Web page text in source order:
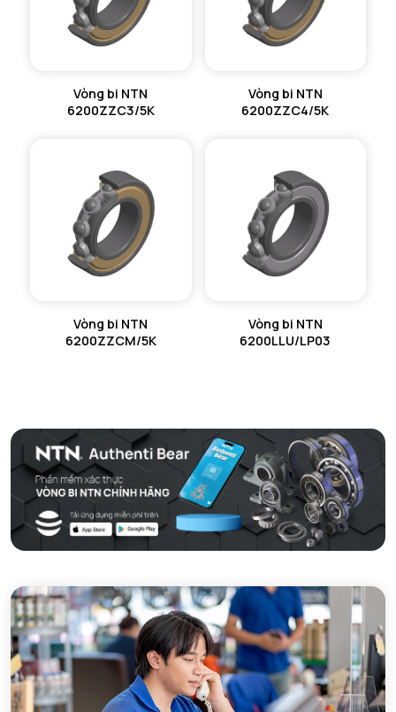
Vòng bi NTN
6200ZZC3/5K
Vòng bi NTN
6200ZZC4/5K
Vòng bi NTN
6200ZZCM/5K
Vòng bi NTN
6200LLU/LP03